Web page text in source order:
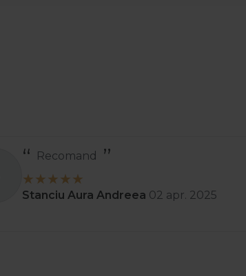
Recomand
Stanciu Aura Andreea 02 apr. 2025